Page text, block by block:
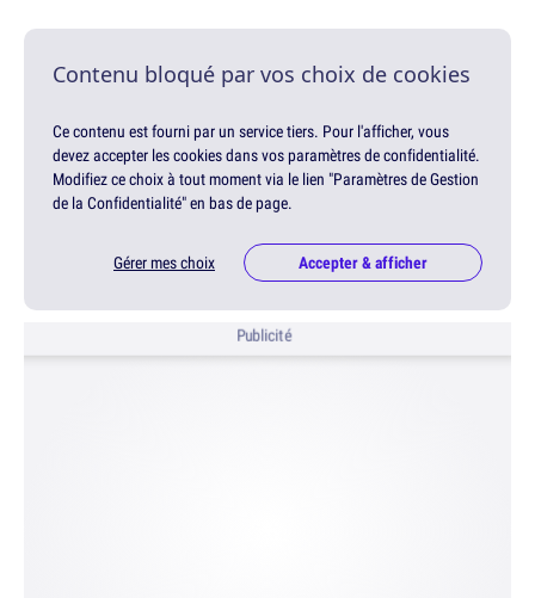
Contenu bloqué par vos choix de cookies
Ce contenu est fourni par un service tiers. Pour l'afficher, vous
devez accepter les cookies dans vos paramètres de confidentialité.
Modifiez ce choix à tout moment via le lien "Paramètres de Gestion
de la Confidentialité" en bas de page.
Gérer mes choix Accepter & afficher
Publicité